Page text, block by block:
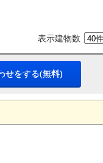
表示建物数
せをする(無料)